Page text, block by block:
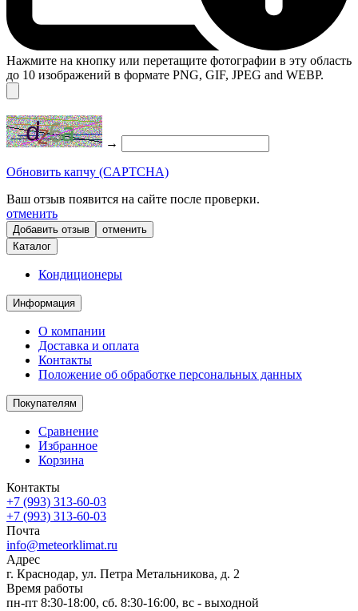
Нажмите на кнопку или перетащите фотографии в эту область
до 10 изображений в формате PNG, GIF, JPEG and WEBP.
→
Обновить капчу (CAPTCHA)
Ваш отзыв появится на сайте после проверки.
отменить
отменить
Каталог
Кондиционеры
Информация
О компании
Доставка и оплата
Контакты
Положение об обработке персональных данных
Покупателям
Сравнение
Избранное
Корзина
Контакты
+7 (993) 313-60-03
+7 (993) 313-60-03
Почта
info@meteorklimat.ru
Адрес
г. Краснодар, ул. Петра Метальникова, д. 2
Время работы
пн-пт 8:30-18:00, сб. 8:30-16:00, вс - выходной